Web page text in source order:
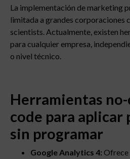
La implementación de marketing
limitada a grandes corporaciones
scientists. Actualmente, existen
para cualquier empresa,
o nivel técnico.
Herramientas
code para aplicar
sin programar
Google Analytics 4: Ofrece